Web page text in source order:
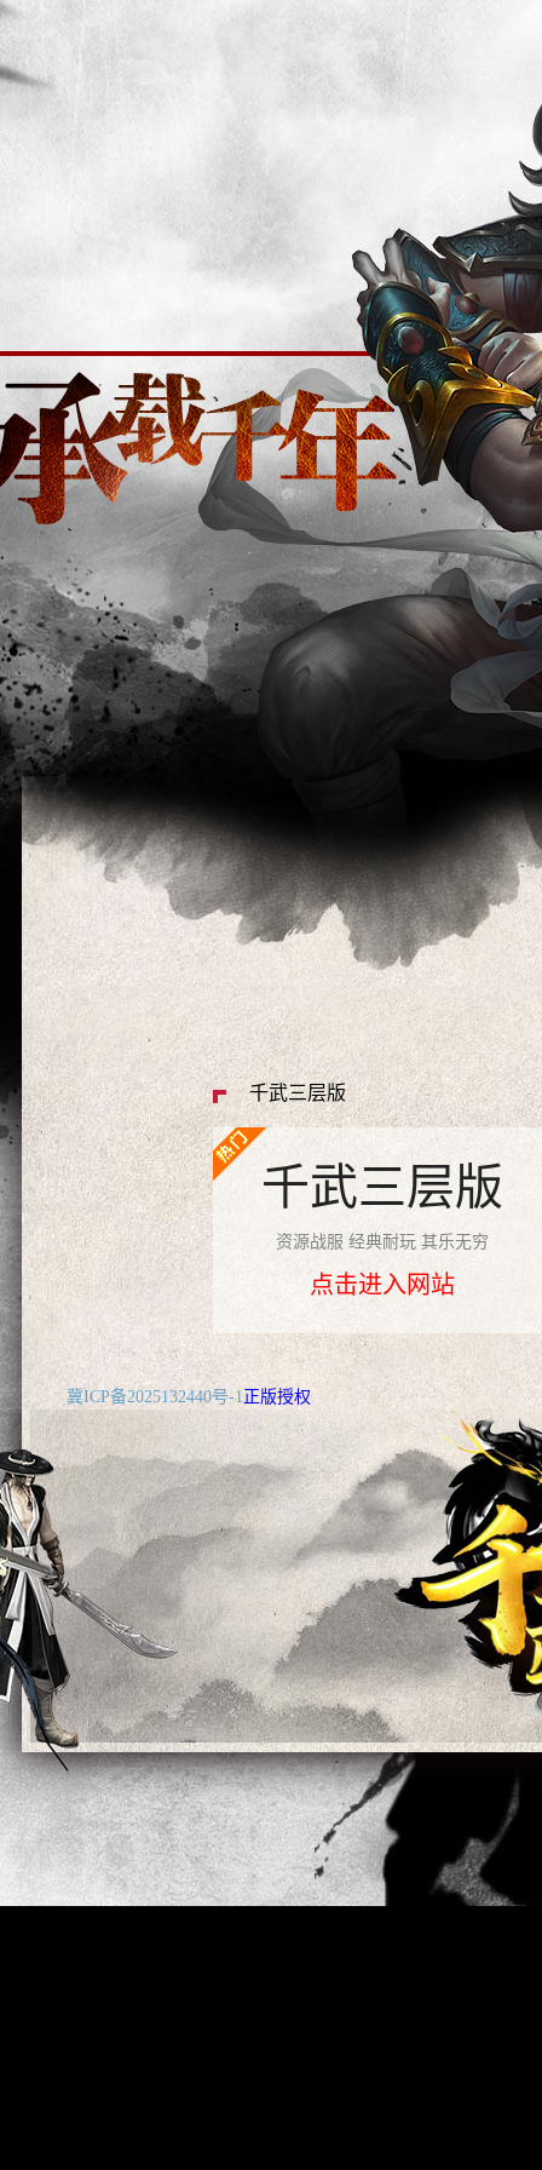
千武三层版
千武三层版
资源战服 经典耐玩 其乐无穷
点击进入网站
冀ICP备2025132440号-1 正版授权